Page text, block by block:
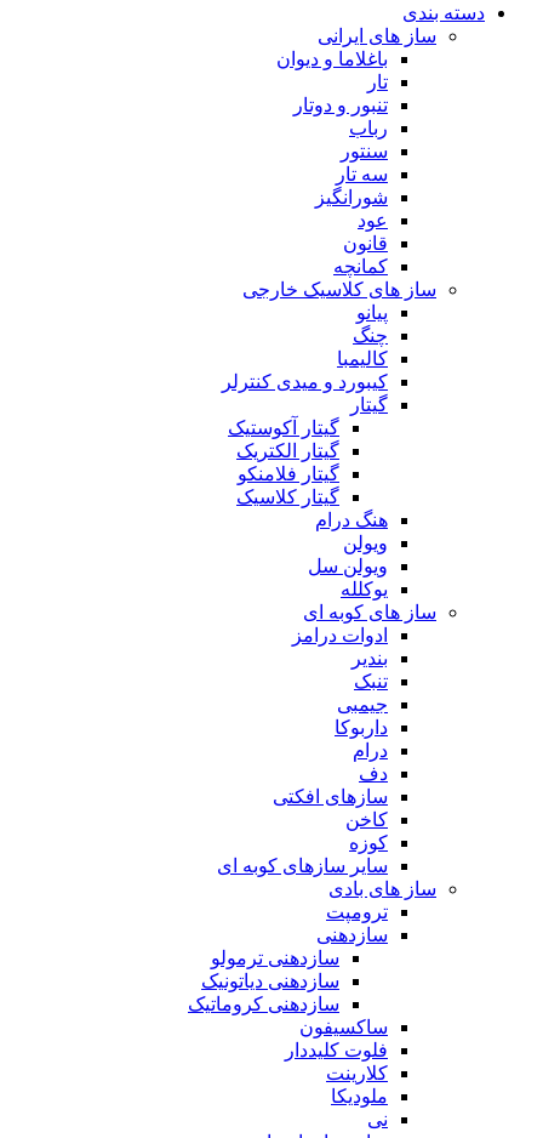
دسته بندی
ساز های ایرانی
باغلاما و دیوان
تار
تنبور و دوتار
رباب
سنتور
سه تار
شورانگیز
عود
قانون
کمانچه
ساز های کلاسیک خارجی
پیانو
چنگ
کالیمبا
کیبورد و میدی کنترلر
گیتار
گیتار آکوستیک
گیتار الکتریک
گیتار فلامنکو
گیتار کلاسیک
هنگ درام
ویولن
ویولن سل
یوکلله
ساز های کوبه ای
ادوات درامز
بندیر
تنبک
جیمبی
داربوکا
درام
دف
سازهای افکتی
کاخن
کوزه
سایر سازهای کوبه ای
ساز های بادی
ترومپت
سازدهنی
سازدهنی ترمولو
سازدهنی دیاتونیک
سازدهنی کروماتیک
ساکسیفون
فلوت کلیددار
کلارینت
ملودیکا
نی